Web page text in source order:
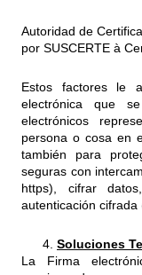
Autoridad de
por SUSCERTE à
Estos factores le
electrónica que
electrónicos
persona o cosa en
también para
seguras con
https), cifrar
autenticación cifrada
Soluciones
La Firma